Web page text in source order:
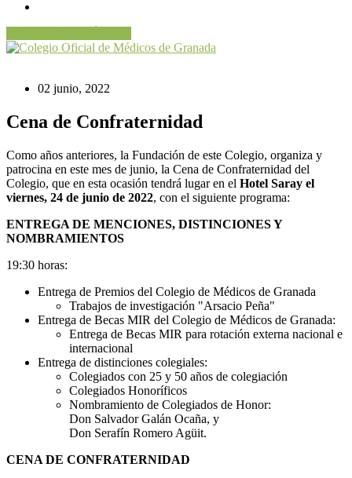
02 junio, 2022
Cena de Confraternidad
Como años anteriores, la Fundación de este Colegio, organiza y
patrocina en este mes de junio, la Cena de Confraternidad del
Colegio, que en esta ocasión tendrá lugar en el Hotel Saray el
viernes, 24 de junio de 2022, con el siguiente programa:
ENTREGA DE MENCIONES, DISTINCIONES Y
NOMBRAMIENTOS
19:30 horas:
Entrega de Premios del Colegio de Médicos de Granada
Trabajos de investigación "Arsacio Peña"
Entrega de Becas MIR del Colegio de Médicos de Granada:
Entrega de Becas MIR para rotación externa nacional e
internacional
Entrega de distinciones colegiales:
Colegiados con 25 y 50 años de colegiación
Colegiados Honoríficos
Nombramiento de Colegiados de Honor:
Don Salvador Galán Ocaña, y
Don Serafín Romero Agüit.
CENA DE CONFRATERNIDAD